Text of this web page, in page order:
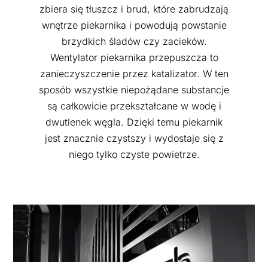
zbiera się tłuszcz i brud, które zabrudzają
wnętrze piekarnika i powodują powstanie
brzydkich śladów czy zacieków.
Wentylator piekarnika przepuszcza to
zanieczyszczenie przez katalizator. W ten
sposób wszystkie niepożądane substancje
są całkowicie przekształcane w wodę i
dwutlenek węgla. Dzięki temu piekarnik
jest znacznie czystszy i wydostaje się z
niego tylko czyste powietrze.